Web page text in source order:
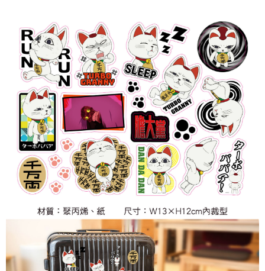
全家取貨付款
每筆NT$65，滿NT$1,300(含以上)免運費
付款後全家取貨
每筆NT$65，滿NT$1,300(含以上)免運費
(不開放使用，請勿選取）
每筆NT$9,999
7-11取貨付款
每筆NT$65，滿NT$1,300(含以上)免運費
付款後7-11取貨
每筆NT$65，滿NT$1,300(含以上)免運費
宅配-木棉花樂園專用
每筆NT$100，滿NT$1,300(含以上)免運費
宅配-離島(澎湖/金門/馬祖)-木棉花樂園專用